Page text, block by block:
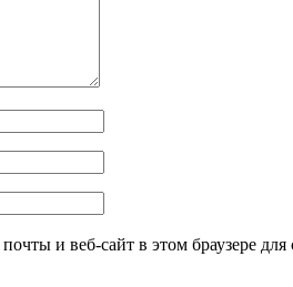
и веб-сайт в этом браузере